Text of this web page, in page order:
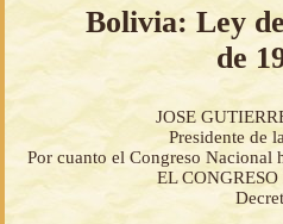
Bolivia: Ley
de
JOSE
Presidente de
Por cuanto el Congreso Nacional
EL